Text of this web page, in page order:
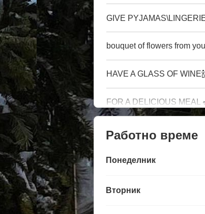
GIVE
bouquet of flowers from
HAVE A GLASS OF WINE🍾
FOR A DELICIOUS MEAL
Работно време
Понеделник
Вторник